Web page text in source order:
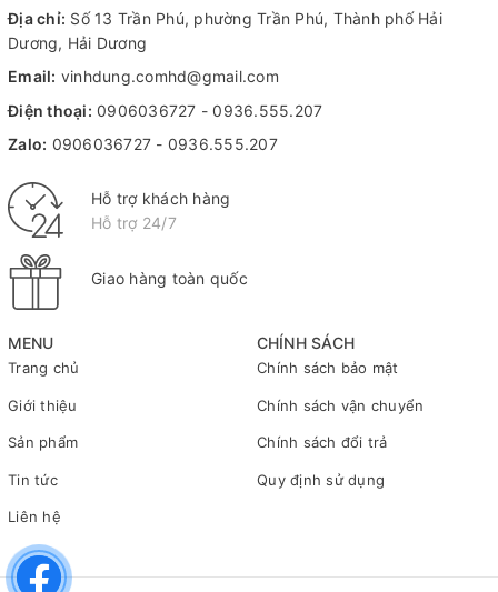
MENU
Trang chủ
Giới thiệu
Sản phẩm
Tin tức
Liên hệ
CHÍNH SÁCH
Chính sách bảo mật
Chính sách vận chuyển
Chính sách đổi trả
Quy định sử dụng
Địa chỉ: Số 13 Trần Phú, phường Trần Phú, Thành phố Hải
Dương, Hải Dương
Email: vinhdung.comhd@gmail.com
Điện thoại: 0906036727 -0936.555.207
Zalo: 0906036727 - 0936.555.207
Hỗ trợ khách hàng
Hỗ trợ 24/7
Giao hàng toàn quốc